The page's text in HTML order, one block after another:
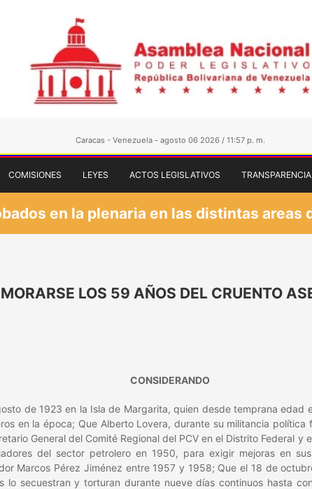
Caracas - Venezuela - agosto 06 2026 / 11:57 p. m.
COMISIONES LEYES ACTOS LEGISLATIVOS TRANSPARENCIA
en la plenaria en las distintas areas
LOS 59 AÑOS DEL CRUENTO
CONSIDERANDO
de 1923 en la Isla de Margarita, quien desde temprana
en la época; Que Alberto Lovera, durante su militancia
General del Comité Regional del PCV en el Distrito Federal
del sector petrolero en 1950, para exigir mejoras en
Marcos Pérez Jiménez entre 1957 y 1958; Que el 18 de
lo secuestran y torturan durante nueve días continuos hasta